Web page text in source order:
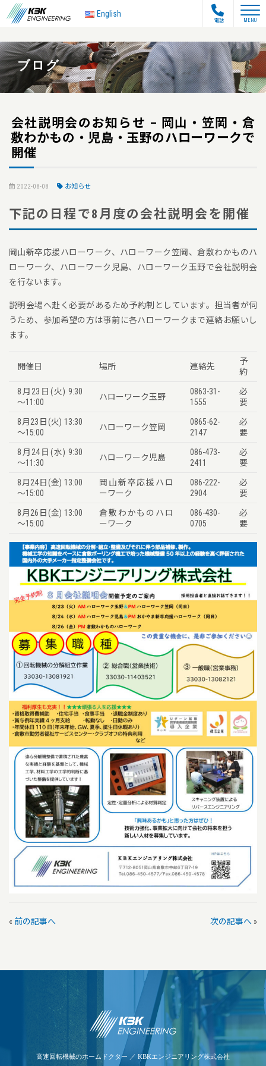
English
toggle
MENU
電話
ブログ
会社説明会のお知らせ – 岡山・笠岡・倉
敷わかもの・児島・玉野のハローワークで
開催
2022-08-08 お知らせ
下記の日程で8月度の会社説明会を開催
岡山新卒応援ハローワーク、ハローワーク笠岡、倉敷わかものハ
ローワーク、ハローワーク児島、ハローワーク玉野で会社説明会
を行ないます。
説明会場へ赴く必要があるため予約制としています。担当者が伺
うため、参加希望の方は事前に各ハローワークまで連絡お願いし
ます。
開催日 場所 連絡先
予
約
8月23日(火) 9:30
～11:00
ハローワーク玉野
0863-31-
1555
必
要
8月23日(火) 13:30
～15:00
ハローワーク笠岡
0865-62-
2147
必
要
8月24日(水) 9:30
～11:30
ハローワーク児島
086-473-
2411
必
要
8月24日(金) 13:00
～15:00
岡山新卒応援ハロ
ーワーク
086-222-
2904
必
要
8月26日(金) 13:00
～15:00
倉敷わかものハロ
ーワーク
086-430-
0705
必
要
« 前の記事へ 次の記事へ »
高速回転機械のホームドクター ／ KBKエンジニアリング株式会社